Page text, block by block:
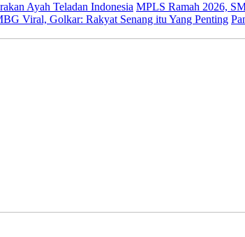
Ayah Teladan Indonesia MPLS Ramah 2026,
Viral, Golkar: Rakyat Senang itu Yang Penting